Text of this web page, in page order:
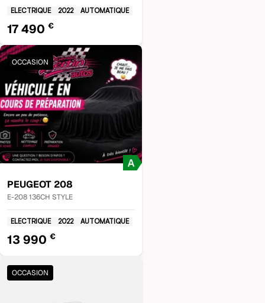
ELECTRIQUE 2022 AUTOMATIQUE
17 490 €
OCCASION
PEUGEOT 208
E-208 136CH STYLE
ELECTRIQUE 2022 AUTOMATIQUE
13 990 €
OCCASION